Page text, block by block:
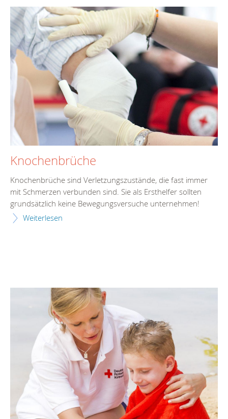
Knochenbrüche
Knochenbrüche sind Verletzungszustände, die fast immer
mit Schmerzen verbunden sind. Sie als Ersthelfer sollten
grundsätzlich keine Bewegungsversuche unternehmen!
Weiterlesen